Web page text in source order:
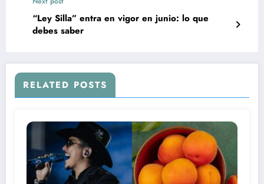
“Ley Silla” entra en vigor en junio: lo que
debes saber
RELATED POSTS